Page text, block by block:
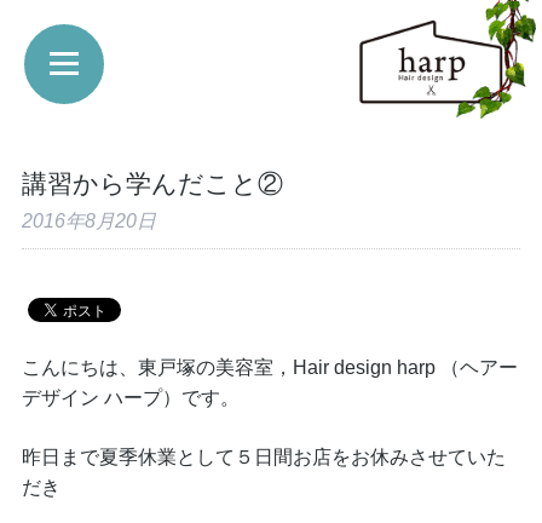
講習から学んだこと②
2016年8月20日
こんにちは、東戸塚の美容室，Hair design harp （ヘアー
デザイン ハープ）です。
昨日まで夏季休業として５日間お店をお休みさせていた
だき